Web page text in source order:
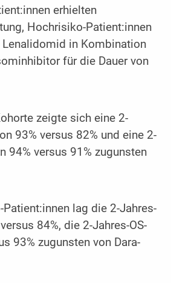
erhielten
Hochrisiko-Patient:innen
in Kombination
für die Dauer von
zeigte sich eine 2-
93% versus 82% und eine 2-
94% versus 91% zugunsten
Patient:innen lag die 2-Jahres-
84%, die 2-Jahres-OS-
93% zugunsten von Dara-